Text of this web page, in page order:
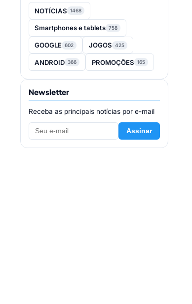
NOTÍCIAS 1468
Smartphones e tablets 758
GOOGLE 602 JOGOS 425
ANDROID 366 PROMOÇÕES 165
Newsletter
Receba as principais notícias por e-mail
Assinar